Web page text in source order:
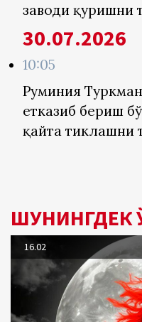
заводи қуришни
30.07.2026
10:05
Руминия
етказиб бериш
қайта тиклашни
ШУНИНГДЕК
16.02